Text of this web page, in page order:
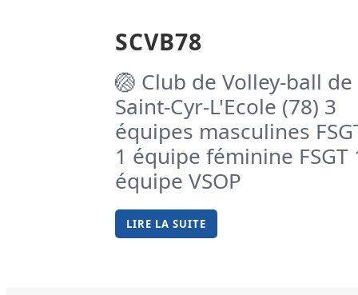
SCVB78
🏐 Club de Volley-ball de
Saint-Cyr-L'Ecole (78) 3
équipes masculines
1 équipe féminine FSGT
équipe VSOP
LIRE LA SUITE